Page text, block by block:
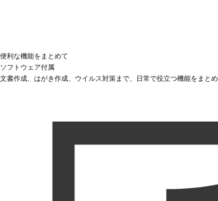
便利な機能をまとめて
ソフトウェア付属
文書作成、はがき作成、ウイルス対策まで、日常で役立つ機能をまと